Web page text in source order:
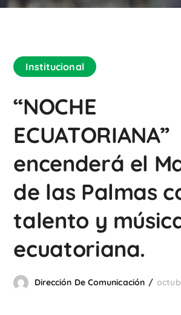
Institucional
“NOCHE
ECUATORIANA”
encenderá el
de las Palmas
talento y
ecuatoriana.
Dirección De Comunicación